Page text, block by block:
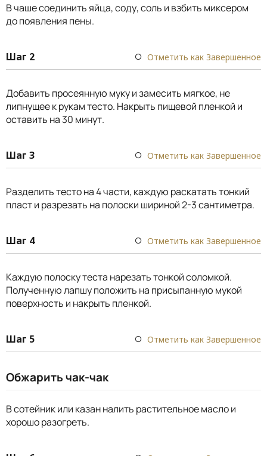
В чаше соединить яйца, соду, соль и взбить миксером
до появления пены.
Шаг 2 Отметить как Завершенное
Добавить просеянную муку и замесить мягкое, не
липнущее к рукам тесто. Накрыть пищевой пленкой и
оставить на 30 минут.
Шаг 3 Отметить как Завершенное
Разделить тесто на 4 части, каждую раскатать тонкий
пласт и разрезать на полоски шириной 2-3 сантиметра.
Шаг 4 Отметить как Завершенное
Каждую полоску теста нарезать тонкой соломкой.
Полученную лапшу положить на присыпанную мукой
поверхность и накрыть пленкой.
Шаг 5 Отметить как Завершенное
Обжарить чак-чак
В сотейник или казан налить растительное масло и
хорошо разогреть.